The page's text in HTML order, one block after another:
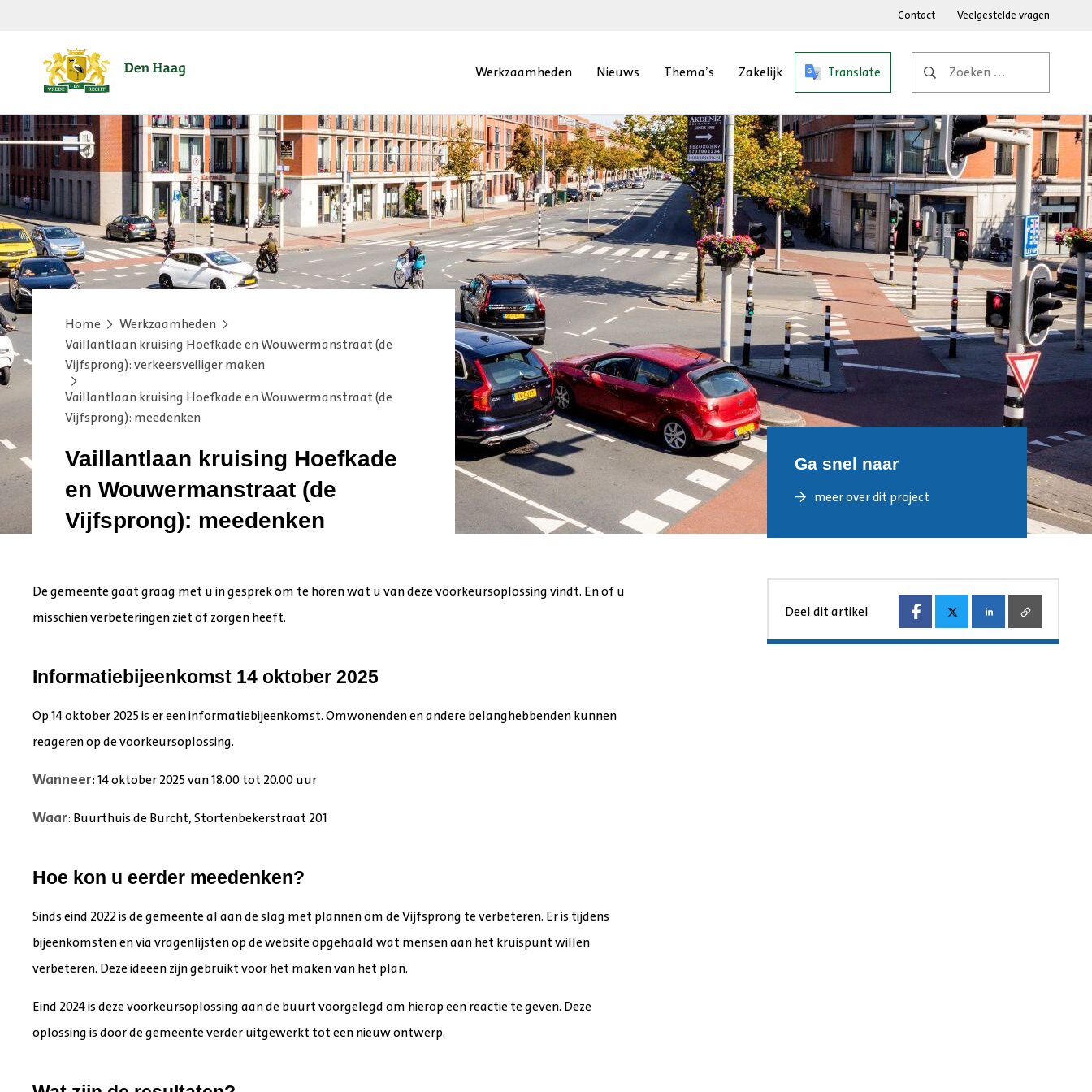
Contact Veelgestelde vragen
Werkzaamheden Nieuws Thema’s Zakelijk Translate
naar:
Vaillantlaan kruising Hoefkade
en Wouwermanstraat (de
Vijfsprong): meedenken
Home
Werkzaamheden
Vaillantlaan kruising Hoefkade en Wouwermanstraat (de
Vijfsprong): verkeersveiliger maken
Vaillantlaan kruising Hoefkade en Wouwermanstraat (de
Vijfsprong): meedenken
Ga snel naar
meer over dit project
De gemeente gaat graag met u in gesprek om te horen wat u van deze voorkeursoplossing vindt. En of u
misschien verbeteringen ziet of zorgen heeft.
Informatiebijeenkomst 14 oktober 2025
Op 14 oktober 2025 is er een informatiebijeenkomst. Omwonenden en andere belanghebbenden kunnen
reageren op de voorkeursoplossing.
Wanneer: 14 oktober 2025 van 18.00 tot 20.00 uur
Waar: Buurthuis de Burcht, Stortenbekerstraat 201
Hoe kon u eerder meedenken?
Sinds eind 2022 is de gemeente al aan de slag met plannen om de Vijfsprong te verbeteren. Er is tijdens
bijeenkomsten en via vragenlijsten op de website opgehaald wat mensen aan het kruispunt willen
verbeteren. Deze ideeën zijn gebruikt voor het maken van het plan.
Eind 2024 is deze voorkeursoplossing aan de buurt voorgelegd om hierop een reactie te geven. Deze
oplossing is door de gemeente verder uitgewerkt tot een nieuw ontwerp.
Deel dit artikel